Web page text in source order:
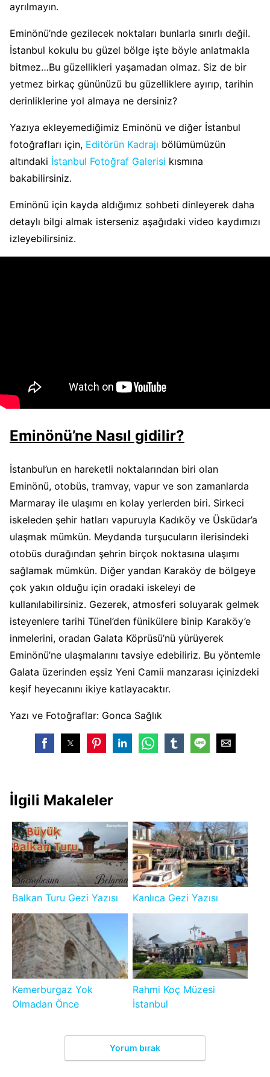
ayrılmayın.
Eminönü’nde gezilecek noktaları bunlarla sınırlı değil.
İstanbul kokulu bu güzel bölge işte böyle anlatmakla
bitmez…Bu güzellikleri yaşamadan olmaz. Siz de bir
yetmez birkaç gününüzü bu güzelliklere ayırıp, tarihin
derinliklerine yol almaya ne dersiniz?
Yazıya ekleyemediğimiz Eminönü ve diğer İstanbul
fotoğrafları için, Editörün Kadrajı bölümümüzün
altındaki İstanbul Fotoğraf Galerisi kısmına
bakabilirsiniz.
Eminönü için kayda aldığımız sohbeti dinleyerek daha
detaylı bilgi almak isterseniz aşağıdaki video kaydımızı
izleyebilirsiniz.
Eminönü’ne Nasıl gidilir?
İstanbul’un en hareketli noktalarından biri olan
Eminönü, otobüs, tramvay, vapur ve son zamanlarda
Marmaray ile ulaşımı en kolay yerlerden biri. Sirkeci
iskeleden şehir hatları vapuruyla Kadıköy ve Üsküdar’a
ulaşmak mümkün. Meydanda turşucuların ilerisindeki
otobüs durağından şehrin birçok noktasına ulaşımı
sağlamak mümkün. Diğer yandan Karaköy de bölgeye
çok yakın olduğu için oradaki iskeleyi de
kullanılabilirsiniz. Gezerek, atmosferi soluyarak gelmek
isteyenlere tarihi Tünel’den fünikülere binip Karaköy’e
inmelerini, oradan Galata Köprüsü’nü yürüyerek
Eminönü’ne ulaşmalarını tavsiye edebiliriz. Bu yöntemle
Galata üzerinden eşsiz Yeni Camii manzarası içinizdeki
keşif heyecanını ikiye katlayacaktır.
Yazı ve Fotoğraflar: Gonca Sağlık
İlgili Makaleler
Balkan Turu Gezi Yazısı Kanlıca Gezi Yazısı
Kemerburgaz Yok
Olmadan Önce
Rahmi Koç Müzesi
İstanbul
Yorum bırak